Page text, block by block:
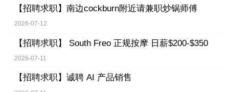
【招聘求职】 南边cockburn附近请兼职炒锅师傅
2026-07-12
【招聘求职】 South Freo 正规按摩 日薪$200-$350
2026-07-11
【招聘求职】 诚聘 AI 产品销售